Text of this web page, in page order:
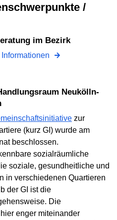
im Bezirk
zur
(kurz GI) wurde am
beschlossen.
sozialräumliche
soziale, gesundheitliche und
in verschiedenen Quartieren
der GI ist die
Die
enger miteinander